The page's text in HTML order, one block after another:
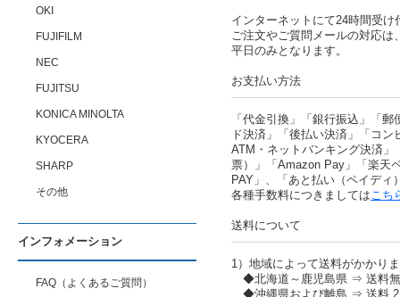
インターネットにて24時間受け
ご注文やご質問メールの対応は
平日のみとなります。
お支払い方法
「代金引換」「銀行振込」「
ド決済」「後払い決済」「コ
ATM・ネットバンキング決済」
票）」「Amazon Pay」「楽天
PAY」、「あと払い（ペイディ
各種手数料につきましてはこち
送料について
1）地域によって送料がかかり
◆北海道～鹿児島県 ⇒ 送料
◆沖縄県および離島 ⇒ 送料
OKI
FUJIFILM
NEC
FUJITSU
KONICA MINOLTA
KYOCERA
SHARP
その他
インフォメーション
FAQ（よくあるご質問）